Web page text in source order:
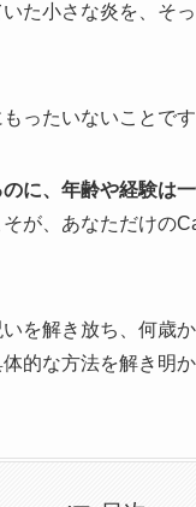
た小さな炎を、そ
ったいないことです
に、年齢や経験は
が、あなただけの
を解き放ち、何歳
的な方法を解き明か